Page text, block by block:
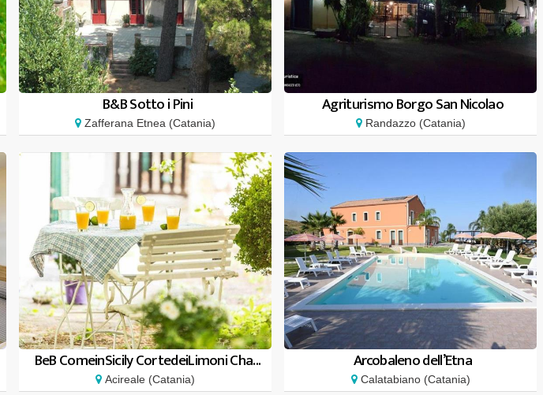
B&B Sotto i Pini
Zafferana Etnea (Catania)
Agriturismo Borgo San Nicolao
Randazzo (Catania)
BeB ComeinSicily CortedeiLimoni Cha...
Acireale (Catania)
Arcobaleno dell’Etna
Calatabiano (Catania)